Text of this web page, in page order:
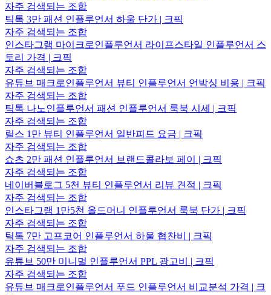
자주 검색되는 조합
틱톡 3만 패션 인플루언서 하울 단가 | 크픽
자주 검색되는 조합
인스타그램 마이크로인플루언서 라이프스타일 인플루언서 스
토리 가격 | 크픽
자주 검색되는 조합
유튜브 매크로인플루언서 뷰티 인플루언서 언박싱 비용 | 크픽
자주 검색되는 조합
틱톡 나노인플루언서 패션 인플루언서 룩북 시세 | 크픽
자주 검색되는 조합
릴스 1만 뷰티 인플루언서 일반피드 요금 | 크픽
자주 검색되는 조합
쇼츠 2만 패션 인플루언서 브랜드콜라보 페이 | 크픽
자주 검색되는 조합
네이버블로그 5천 뷰티 인플루언서 리뷰 견적 | 크픽
자주 검색되는 조합
인스타그램 1만5천 올드머니 인플루언서 룩북 단가 | 크픽
자주 검색되는 조합
틱톡 7만 고프코어 인플루언서 하울 협찬비 | 크픽
자주 검색되는 조합
유튜브 50만 미니멀 인플루언서 PPL 광고비 | 크픽
자주 검색되는 조합
유튜브 매크로인플루언서 푸드 인플루언서 비교분석 가격 | 크